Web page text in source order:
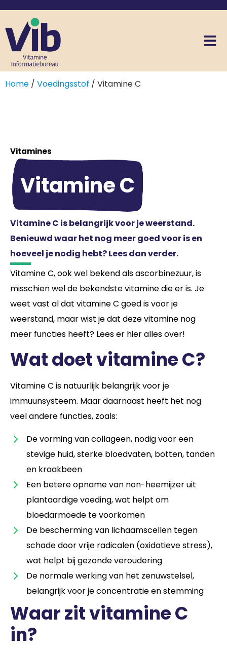
Home / Voedingsstof / Vitamine C
Vitamines
Vitamine C
Vitamine C is belangrijk voor je weerstand.
Benieuwd waar het nog meer goed voor is en
hoeveel je nodig hebt? Lees dan verder.
Vitamine C, ook wel bekend als ascorbinezuur, is
misschien wel de bekendste vitamine die er is. Je
weet vast al dat vitamine C goed is voor je
weerstand, maar wist je dat deze vitamine nog
meer functies heeft? Lees er hier alles over!
Wat doet vitamine C?
Vitamine C is natuurlijk belangrijk voor je
immuunsysteem. Maar daarnaast heeft het nog
veel andere functies, zoals:
De vorming van collageen, nodig voor een
stevige huid, sterke bloedvaten, botten, tanden
en kraakbeen
Een betere opname van non-heemijzer uit
plantaardige voeding, wat helpt om
bloedarmoede te voorkomen
De bescherming van lichaamscellen tegen
schade door vrije radicalen (oxidatieve stress),
wat helpt bij gezonde veroudering
De normale werking van het zenuwstelsel,
belangrijk voor je concentratie en stemming
Waar zit vitamine C
in?